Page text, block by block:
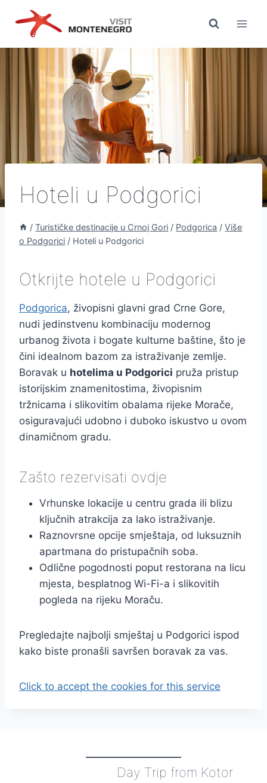
Preskoči
sadržaj
Hoteli u Podgorici
/ Turističke destinacije u Crnoj Gori / Podgorica / Više
o Podgorici / Hoteli u Podgorici
Otkrijte hotele u Podgorici
Podgorica, živopisni glavni grad Crne Gore,
nudi jedinstvenu kombinaciju modernog
urbanog života i bogate kulturne baštine, što je
čini idealnom bazom za istraživanje zemlje.
Boravak u hotelima u Podgorici pruža pristup
istorijskim znamenitostima, živopisnim
tržnicama i slikovitim obalama rijeke Morače,
osiguravajući udobno i duboko iskustvo u ovom
dinamičnom gradu.
Zašto rezervisati ovdje
Vrhunske lokacije u centru grada ili blizu
ključnih atrakcija za lako istraživanje.
Raznovrsne opcije smještaja, od luksuznih
apartmana do pristupačnih soba.
Odlične pogodnosti poput restorana na licu
mjesta, besplatnog Wi-Fi-a i slikovitih
pogleda na rijeku Moraču.
Pregledajte najbolji smještaj u Podgorici ispod
kako biste pronašli savršen boravak za vas.
Click to accept the cookies for this service
Day Trip from Kotor